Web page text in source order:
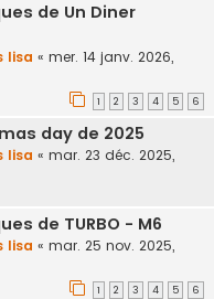
de Un Diner
lisa « mer. 14 janv. 2026,
1 2 3 4 5 6
day de 2025
lisa « mar. 23 déc. 2025,
de TURBO - M6
lisa « mar. 25 nov. 2025,
1 2 3 4 5 6